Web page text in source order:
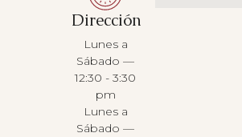
Dirección
Lunes a
Sábado —
12:30 - 3:30
pm
Lunes a
Sábado —